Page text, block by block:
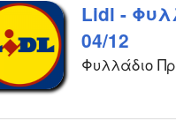
Lidl -
04/12
Φυλλάδιο